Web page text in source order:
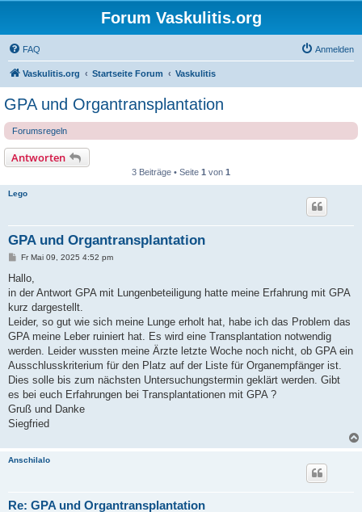
Forum Vaskulitis.org
FAQ Anmelden
Vaskulitis.org Startseite Forum Vaskulitis
GPA und Organtransplantation
Forumsregeln
Antworten
3 Beiträge • Seite 1 von 1
Lego
GPA und Organtransplantation
B
i
r
a
Fr Mai 09, 2025 4:52 pm
Hallo,
in der Antwort GPA mit Lungenbeteiligung hatte meine Erfahrung mit GPA
kurz dargestellt.
Leider, so gut wie sich meine Lunge erholt hat, habe ich das Problem das
GPA meine Leber ruiniert hat. Es wird eine Transplantation notwendig
werden. Leider wussten meine Ärzte letzte Woche noch nicht, ob GPA ein
Ausschlusskriterium für den Platz auf der Liste für Organempfänger ist.
Dies solle bis zum nächsten Untersuchungstermin geklärt werden. Gibt
es bei euch Erfahrungen bei Transplantationen mit GPA ?
Gruß und Danke
Siegfried
Anschilalo
Re: GPA und Organtransplantation